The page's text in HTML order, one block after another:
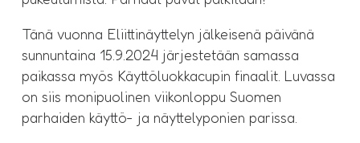
Tänä vuonna Eliittinäyttelyn jälkeisenä päivänä
sunnuntaina 15.9.2024 järjestetään samassa
paikassa myös Käyttöluokkacupin finaalit. Luvassa
on siis monipuolinen viikonloppu Suomen
parhaiden käyttö- ja näyttelyponien parissa.